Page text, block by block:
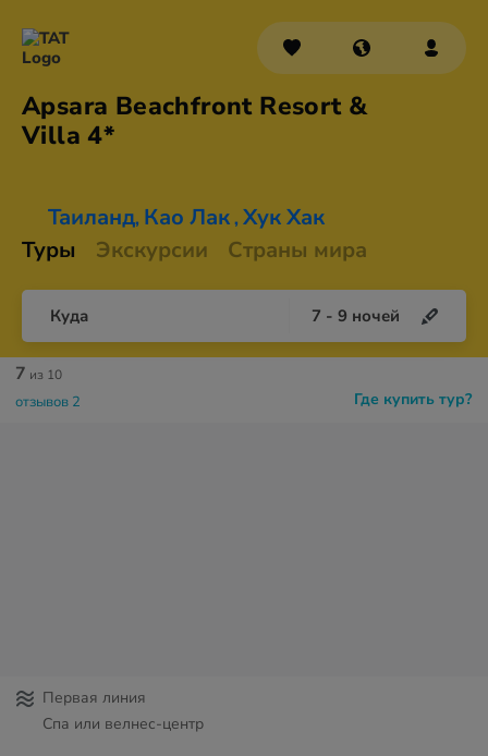
Apsara Beachfront Resort &
Villa 4*
Таиланд, Као Лак , Хук Хак
Туры
Экскурсии Страны мира
Куда 7 - 9 ночей
Где купить тур?
7 из 10
отзывов 2
Первая линия
Спа или велнес-центр